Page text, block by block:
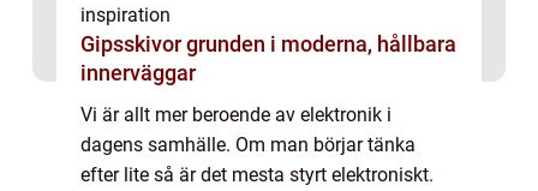
inspiration
Gipsskivor grunden i moderna, hållbara
innerväggar
Vi är allt mer beroende av elektronik i
dagens samhälle. Om man börjar tänka
efter lite så är det mesta styrt elektroniskt.